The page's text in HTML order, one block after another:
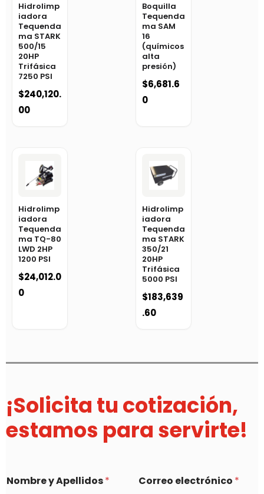
Hidrolimp
iadora
Tequenda
ma STARK
500/15
20HP
Trifásica
7250 PSI
$240,120.
00
Boquilla
Tequenda
ma SAM
16
(químicos
alta
presión)
$6,681.6
0
Hidrolimp
iadora
Tequenda
ma TQ-80
LWD 2HP
1200 PSI
$24,012.0
0
Hidrolimp
iadora
Tequenda
ma STARK
350/21
20HP
Trifásica
5000 PSI
$183,639
.60
¡Solicita tu cotización,
estamos para servirte!
Nombre y Apellidos* Correo electrónico *